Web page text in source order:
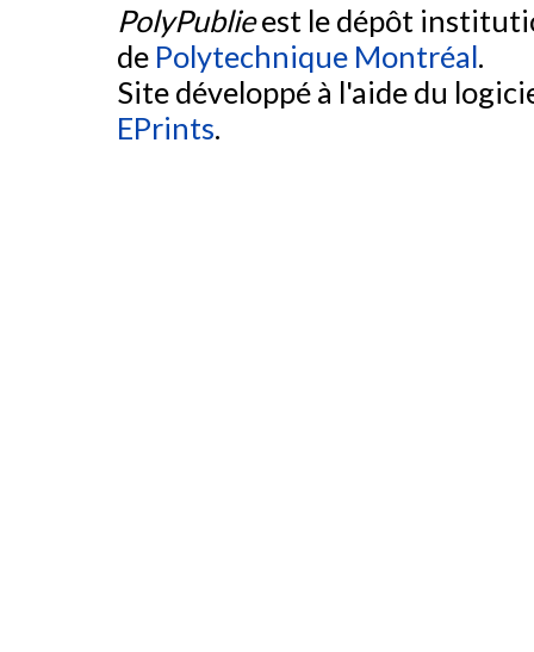
PolyPublieest le dépôt
de Polytechnique Montréal.
Site développé à l'aide du
EPrints.